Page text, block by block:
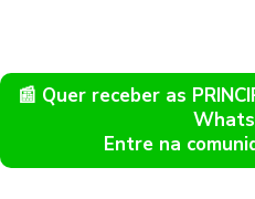
📰 Quer receber as
Entre na